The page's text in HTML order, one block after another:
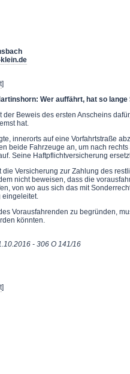
]
Wer auffährt, hat so
der Beweis des ersten Anscheins
hat.
innerorts auf eine Vorfahrtstraße
beide Fahrzeuge an, um nach
Seine Haftpflichtversicherung
die Versicherung zur Zahlung des
nicht beweisen, dass die
von wo aus sich das mit
eingeleitet.
Vorausfahrenden zu begründen,
könnten.
- 306 O 141/16
]